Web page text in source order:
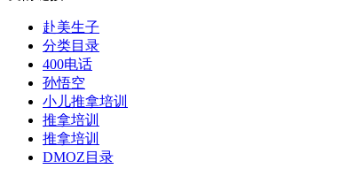
赴美生子
分类目录
400电话
孙悟空
小儿推拿培训
推拿培训
推拿培训
DMOZ目录